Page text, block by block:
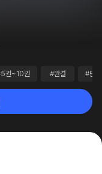
권~10권 #완결 #단